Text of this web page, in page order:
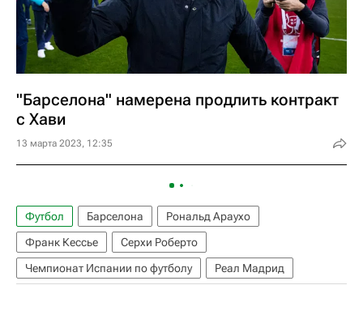
"Барселона" намерена продлить контракт
с Хави
13 марта 2023, 12:35
Футбол Барселона
Рональд Араухо
Франк Кессье
Серхи Роберто
Чемпионат Испании по футболу
Реал Мадрид